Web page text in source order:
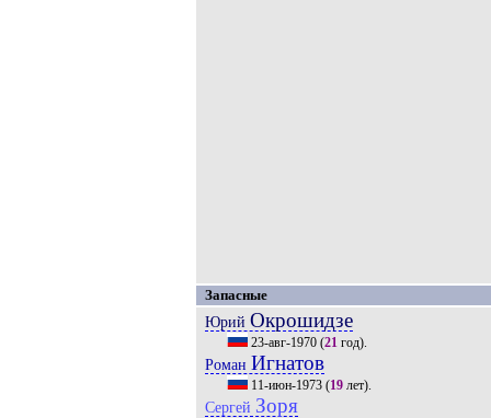
Запасные
Юрий Окрошидзе
23-авг-1970(21год).
Роман Игнатов
11-июн-1973(19лет).
Сергей Зоря